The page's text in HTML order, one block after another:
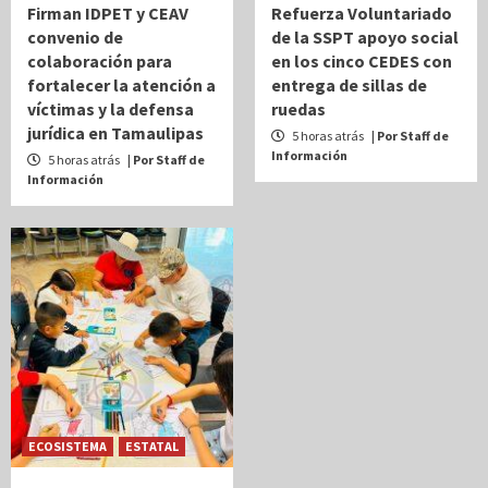
Firman IDPET y CEAV
convenio de
colaboración para
fortalecer la atención a
víctimas y la defensa
jurídica en Tamaulipas
5 horas atrás | Por Staff de
Información
Refuerza Voluntariado
de la SSPT apoyo social
en los cinco CEDES con
entrega de sillas de
ruedas
5 horas atrás | Por Staff de
Información
ECOSISTEMA ESTATAL